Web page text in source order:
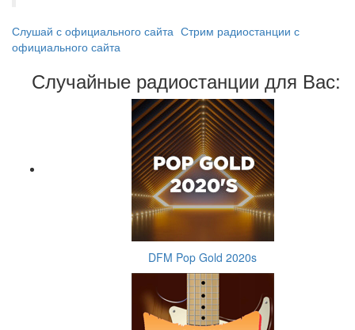
Слушай с официального сайта Стрим радиостанции с
официального сайта
Случайные радиостанции для Вас:
DFM Pop Gold 2020s